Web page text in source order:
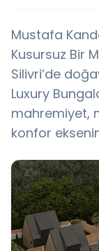
Mustafa
Kusursuz Bir
Silivri’de
Luxury
mahremiyet,
konfor